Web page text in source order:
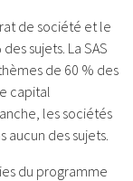
de société et le
sujets. La SAS
de 60 % des
capital
les sociétés
aucun des sujets.
du programme